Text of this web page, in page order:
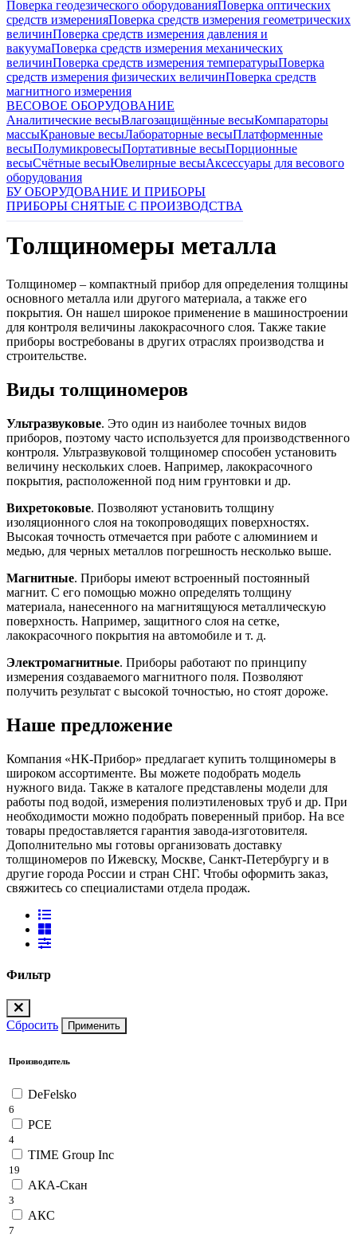
Поверка геодезического оборудованияПоверка оптических
средств измеренияПоверка средств измерения геометрических
величинПоверка средств измерения давления и
вакуумаПоверка средств измерения механических
величинПоверка средств измерения температурыПоверка
средств измерения физических величинПоверка средств
магнитного измерения
ВЕСОВОЕ ОБОРУДОВАНИЕ
Аналитические весыВлагозащищённые весыКомпараторы
массыКрановые весыЛабораторные весыПлатформенные
весыПолумикровесыПортативные весыПорционные
весыСчётные весыЮвелирные весыАксессуары для весового
оборудования
БУ ОБОРУДОВАНИЕ И ПРИБОРЫ
ПРИБОРЫ СНЯТЫЕ С ПРОИЗВОДСТВА
Толщиномеры металла
Толщиномер – компактный прибор для определения толщины
основного металла или другого материала, а также его
покрытия. Он нашел широкое применение в машиностроении
для контроля величины лакокрасочного слоя. Также такие
приборы востребованы в других отраслях производства и
строительстве.
Виды толщиномеров
Ультразвуковые. Это один из наиболее точных видов
приборов, поэтому часто используется для производственного
контроля. Ультразвуковой толщиномер способен установить
величину нескольких слоев. Например, лакокрасочного
покрытия, расположенной под ним грунтовки и др.
Вихретоковые. Позволяют установить толщину
изоляционного слоя на токопроводящих поверхностях.
Высокая точность отмечается при работе с алюминием и
медью, для черных металлов погрешность несколько выше.
Магнитные. Приборы имеют встроенный постоянный
магнит. С его помощью можно определять толщину
материала, нанесенного на магнитящуюся металлическую
поверхность. Например, защитного слоя на сетке,
лакокрасочного покрытия на автомобиле и т. д.
Электромагнитные. Приборы работают по принципу
измерения создаваемого магнитного поля. Позволяют
получить результат с высокой точностью, но стоят дороже.
Наше предложение
Компания «НК-Прибор» предлагает купить толщиномеры в
широком ассортименте. Вы можете подобрать модель
нужного вида. Также в каталоге представлены модели для
работы под водой, измерения полиэтиленовых труб и др. При
необходимости можно подобрать поверенный прибор. На все
товары предоставляется гарантия завода-изготовителя.
Дополнительно мы готовы организовать доставку
толщиномеров по Ижевску, Москве, Санкт-Петербургу и в
другие города России и стран СНГ. Чтобы оформить заказ,
свяжитесь со специалистами отдела продаж.
Фильтр
Сбросить Применить
Производитель
DeFelsko
6
PCE
4
TIME Group Inc
19
АКА-Скан
3
АКС
7